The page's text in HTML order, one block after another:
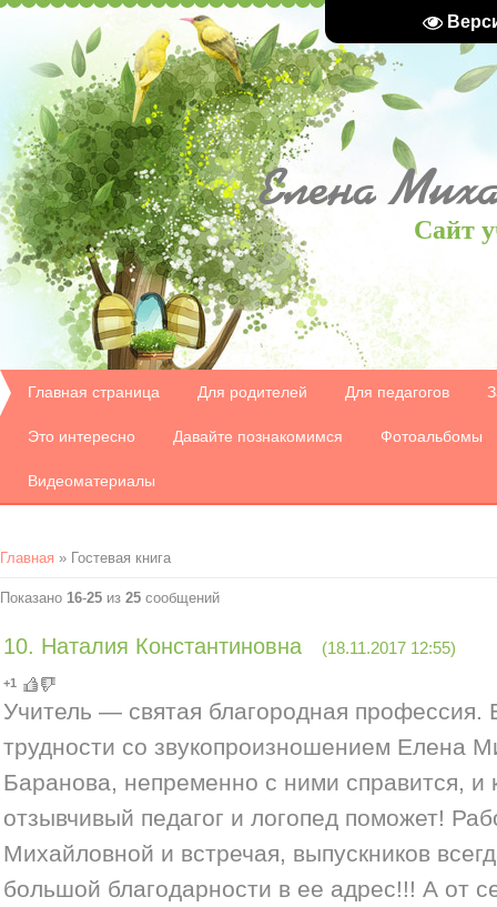
Елена
Сайт
Главная страница Для родителей Для педагогов
Это интересно Давайте познакомимся Фотоальбомы
Видеоматериалы
Главная » Гостевая книга
Показано 16-25 из 25 сообщений
10. Наталия Константиновна (18.11.2017 12:55)
+1
Учитель — святая благородная профессия.
трудности со звукопроизношением Елена
Баранова, непременно с ними справится, и
отзывчивый педагог и логопед поможет!
Михайловной и встречая, выпускников
большой благодарности в ее адрес!!! А от